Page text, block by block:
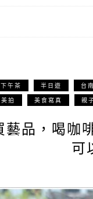
下午茶 半日遊 台
美拍 美食寫真 親
藝品，喝咖
可